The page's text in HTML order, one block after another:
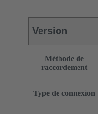
Version
Méthode de
raccordement
Type de connexion